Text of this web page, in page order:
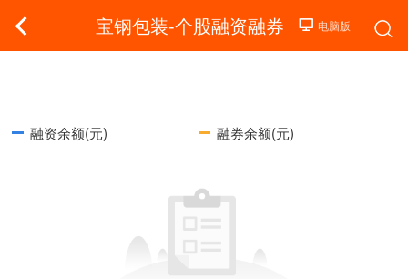
宝钢包装-个股融资融券
融资余额(元) 融券余额(元)